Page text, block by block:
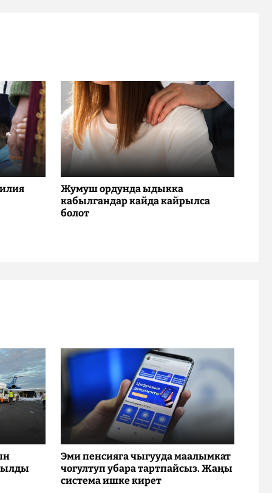
Жумуш ордунда ыдыкка
кабылгандар кайда кайрылса
болот
Эми пенсияга чыгууда маалымкат
чогултуп убара тартпайсыз. Жаңы
система ишке кирет